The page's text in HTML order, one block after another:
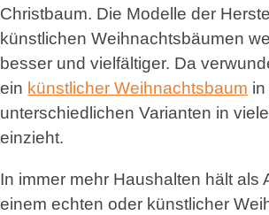
Christbaum. Die Modelle der
künstlichen Weihnachtsbäumen
besser und vielfältiger. Da
ein künstlicher Weihnachtsbaum
unterschiedlichen Varianten in
einzieht.
In immer mehr Haushalten hält als
einem echten oder künstlicher